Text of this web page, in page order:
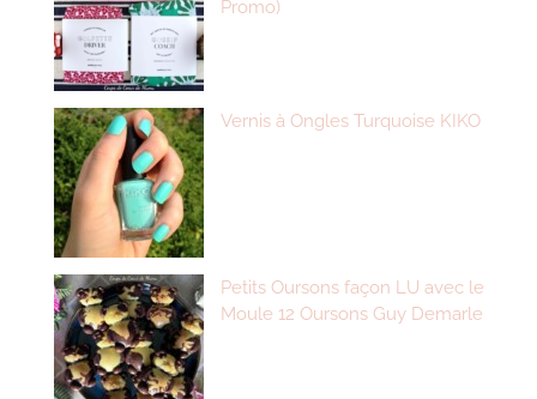
Promo)
Vernis à Ongles Turquoise KIKO
Petits Oursons façon LU avec le
Moule 12 Oursons Guy Demarle